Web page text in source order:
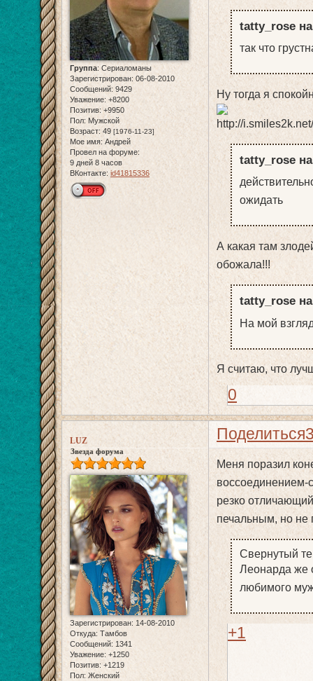
Группа: Сериаломаны
Зарегистрирован: 06-08-2010
Сообщений: 9429
Уважение: +8200
Позитив: +9950
Пол: Мужской
Возраст: 49 [1976-11-23]
Мое имя: Андрей
Провел на форуме:
9 дней 8 часов
ВКонтакте: id41815336
tatty_rose
так что
Ну тогда я
tatty_rose
ожидать
А какая там
обожала!!!
tatty_rose
На мой
Я считаю, что
0
Поделиться
LUZ
Звезда форума
Зарегистрирован: 14-08-2010
Откуда: Тамбов
Сообщений: 1341
Уважение: +1250
Позитив: +1219
Пол: Женский
Меня поразил
воссоединением-
резко
печальным, но не
Свернутый
Леонарда же
любимого
+1